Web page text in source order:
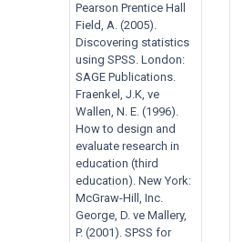
Pearson Prentice Hall
Field, A. (2005).
Discovering statistics
using SPSS. London:
SAGE Publications.
Fraenkel, J.K, ve
Wallen, N. E. (1996).
How to design and
evaluate research in
education (third
education). New York:
McGraw-Hill, Inc.
George, D. ve Mallery,
P. (2001). SPSS for